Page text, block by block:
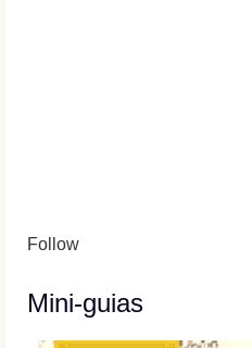
Follow
Mini-guias